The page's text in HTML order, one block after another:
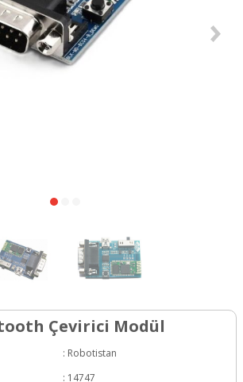
Çevirici Modül
: Robotistan
: 14747